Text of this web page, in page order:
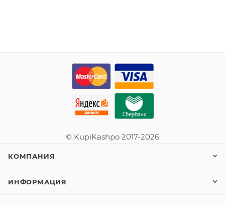
© KupiKashpo 2017-2026
КОМПАНИЯ
ИНФОРМАЦИЯ